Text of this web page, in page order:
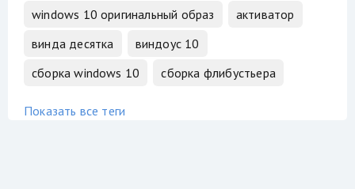
windows 10 оригинальный образ
активатор
винда десятка
виндоус 10
сборка windows 10
сборка флибустьера
Показать все теги